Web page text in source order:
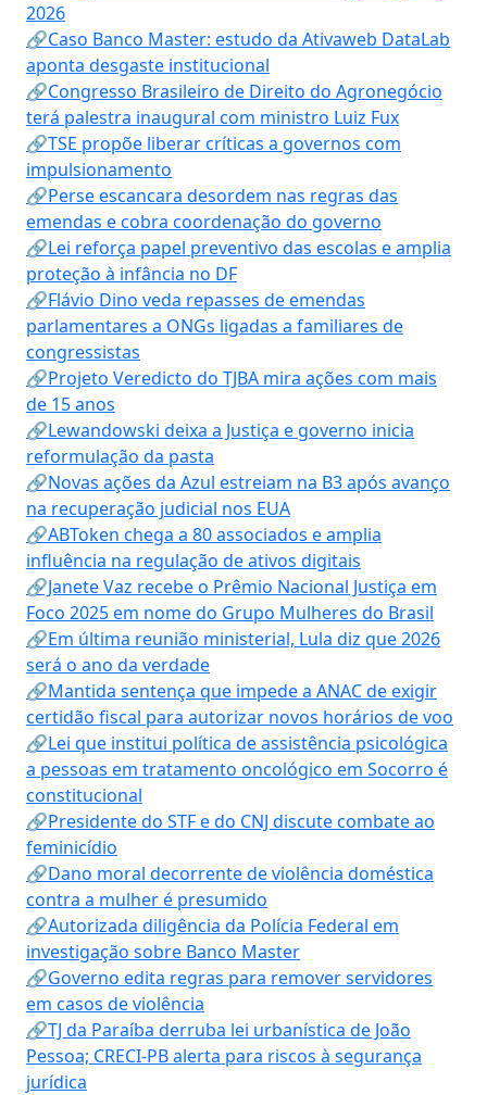
2026
🔗Caso Banco Master: estudo da Ativaweb DataLab
aponta desgaste institucional
🔗Congresso Brasileiro de Direito do Agronegócio
terá palestra inaugural com ministro Luiz Fux
🔗TSE propõe liberar críticas a governos com
impulsionamento
🔗Perse escancara desordem nas regras das
emendas e cobra coordenação do governo
🔗Lei reforça papel preventivo das escolas e amplia
proteção à infância no DF
🔗Flávio Dino veda repasses de emendas
parlamentares a ONGs ligadas a familiares de
congressistas
🔗Projeto Veredicto do TJBA mira ações com mais
de 15 anos
🔗Lewandowski deixa a Justiça e governo inicia
reformulação da pasta
🔗Novas ações da Azul estreiam na B3 após avanço
na recuperação judicial nos EUA
🔗ABToken chega a 80 associados e amplia
influência na regulação de ativos digitais
🔗Janete Vaz recebe o Prêmio Nacional Justiça em
Foco 2025 em nome do Grupo Mulheres do Brasil
🔗Em última reunião ministerial, Lula diz que 2026
será o ano da verdade
🔗Mantida sentença que impede a ANAC de exigir
certidão fiscal para autorizar novos horários de voo
🔗Lei que institui política de assistência psicológica
a pessoas em tratamento oncológico em Socorro é
constitucional
🔗Presidente do STF e do CNJ discute combate ao
feminicídio
🔗Dano moral decorrente de violência doméstica
contra a mulher é presumido
🔗Autorizada diligência da Polícia Federal em
investigação sobre Banco Master
🔗Governo edita regras para remover servidores
em casos de violência
🔗TJ da Paraíba derruba lei urbanística de João
Pessoa; CRECI-PB alerta para riscos à segurança
jurídica